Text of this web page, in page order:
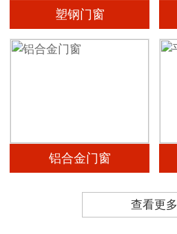
塑钢门窗
铝合金门窗
查看更多